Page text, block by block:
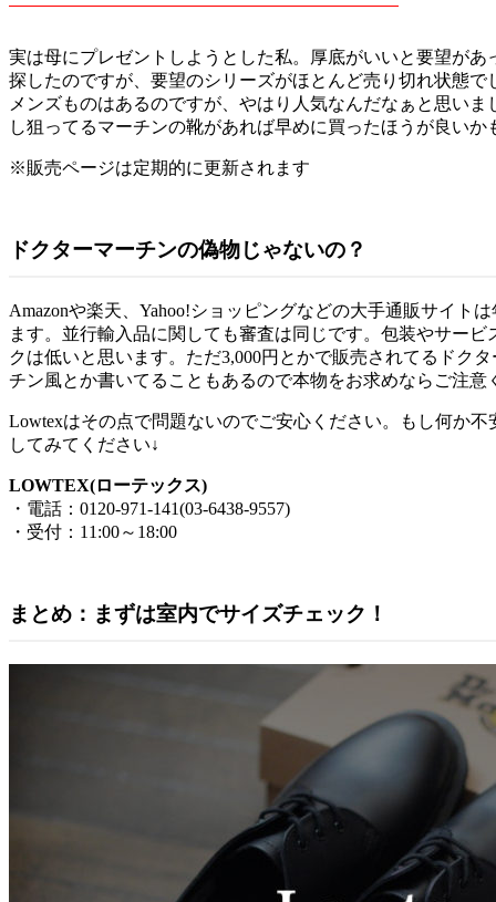
実は母にプレゼントしようとした私。厚底がいいと要望があ
探したのですが、要望のシリーズがほとんど売り切れ状態で
メンズものはあるのですが、やはり人気なんだなぁと思い
し狙ってるマーチンの靴があれば早めに買ったほうが良いか
※販売ページは定期的に更新されます
ドクターマーチンの偽物じゃないの？
Amazonや楽天、Yahoo!ショッピングなどの大手通販サイト
ます。並行輸入品に関しても審査は同じです。包装やサー
クは低いと思います。ただ3,000円とかで販売されてるドク
チン風とか書いてることもあるので本物をお求めならご注意
Lowtexはその点で問題ないのでご安心ください。もし何か
してみてください↓
LOWTEX(ローテックス)
・電話：0120-971-141(03-6438-9557)
・受付：11:00～18:00
まとめ：まずは室内でサイズチェック！